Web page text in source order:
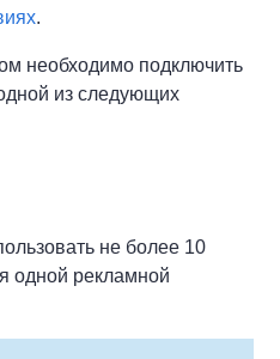
.
необходимо подключить
из следующих
не более 10
одной рекламной